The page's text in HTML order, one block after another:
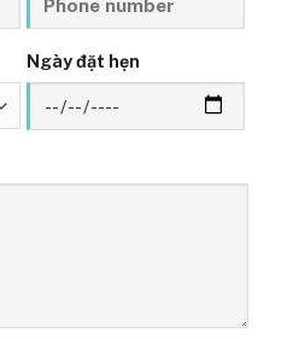
Ngày đặt hẹn